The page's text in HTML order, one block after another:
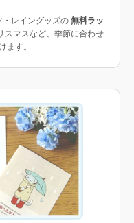
・レイングッズの 無料ラッ
スマスなど、季節に合わせ
ます。